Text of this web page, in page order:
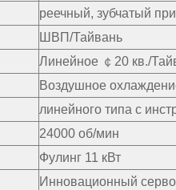
реечный, зубчатый
ШВП/Тайвань
Линейное ￠20 кв./
Воздушное
линейного типа с
24000 об/мин
Фулинг 11 кВт
Инновационный